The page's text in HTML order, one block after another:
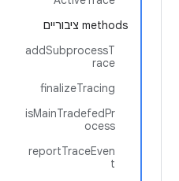
‫methods ציבוריים
addSubprocessT
race
finalizeTracing
isMainTradefedPr
ocess
reportTraceEven
t